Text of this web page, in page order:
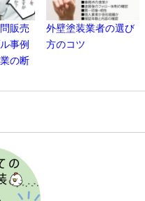
販売
事例
の断
外壁塗装業者の選び
方のコツ